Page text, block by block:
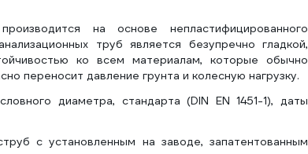
на основе непластифицированного
труб является безупречно гладкой,
ко всем материалам, которые обычно
переносит давление грунта и колесную нагрузку.
диаметра, стандарта (DIN EN 1451-1), даты
с установленным на заводе, запатентованным